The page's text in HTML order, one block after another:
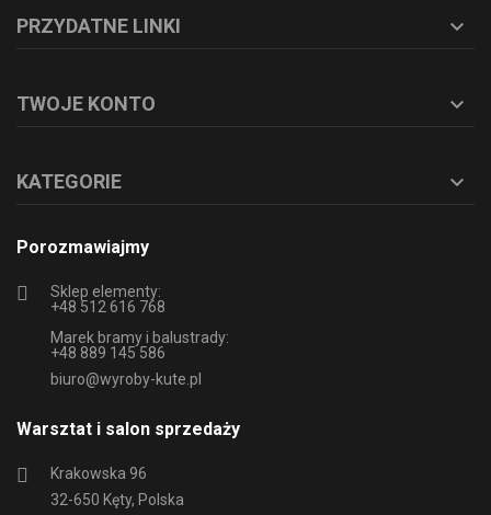
PRZYDATNE LINKI 
TWOJE KONTO 
KATEGORIE 
Porozmawiajmy
Sklep elementy:
+48 512 616 768
Marek bramy i balustrady:
+48 889 145 586
biuro@wyroby-kute.pl
Warsztat i salon sprzedaży
Krakowska 96
32-650 Kęty, Polska